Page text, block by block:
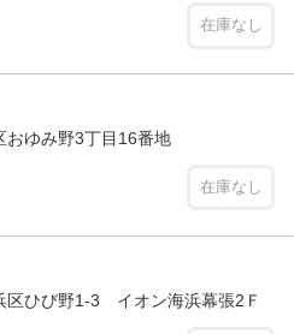
在庫なし
ゆみ野3丁目16番地
在庫なし
ひび野1-3 イオン海浜幕張2Ｆ